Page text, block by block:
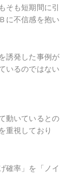
そも短期間に引
に不信感を抱い
誘発した事例が
いるのではない
動いているとの
重視しており
確率」を「ノイ